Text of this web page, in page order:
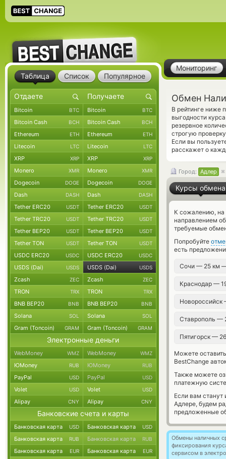
Мониторинг
Обмен
В рейтинге ниже
выгодности
резервное
строгую
Если вы
расскажет о
Город: Адлер
Курсы обмена
К сожалению, на
направлением
требуемые
Попробуйте
есть
Сочи — 25 км
Краснодар —
Ставрополь —
Пятигорск —
Можете
BestChange
Также можете
платежную
Если вам
Адлере, будем
предложенные
Обмены наличных
фиксирования
сервисом в
Таблица Список Популярное
Bitcoin BTC Bitcoin BTC
Bitcoin Cash BCH Bitcoin Cash BCH
Ethereum ETH Ethereum ETH
Litecoin LTC Litecoin LTC
XRP XRP XRP XRP
Monero XMR Monero XMR
Dogecoin DOGE Dogecoin DOGE
Dash DASH Dash DASH
Tether ERC20 USDT Tether ERC20 USDT
Tether TRC20 USDT Tether TRC20 USDT
Tether BEP20 USDT Tether BEP20 USDT
Tether TON USDT Tether TON USDT
USDC ERC20 USDC USDC ERC20 USDC
USDS (Dai) USDS USDS (Dai) USDS
Zcash ZEC Zcash ZEC
TRON TRX TRON TRX
BNB BEP20 BNB BNB BEP20 BNB
Solana SOL Solana SOL
Gram (Toncoin) GRAM Gram (Toncoin) GRAM
Электронные деньги
WebMoney WMZ WebMoney WMZ
ЮMoney RUB ЮMoney RUB
PayPal USD PayPal USD
Volet USD Volet USD
Alipay CNY Alipay CNY
Банковские счета и карты
Банковская карта USD Банковская карта USD
Банковская карта RUB Банковская карта RUB
Банковская карта EUR Банковская карта EUR